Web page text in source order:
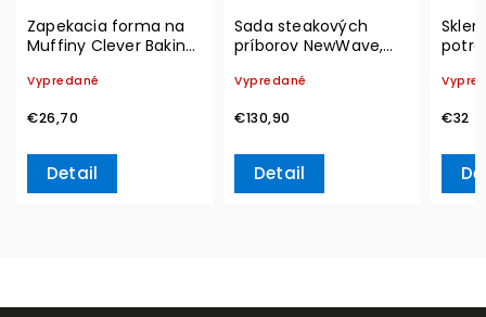
Zapekacia forma na
Muffiny Clever Baking,
Boch
Vypredané
€26,70
Detail
Sada steakových
príborov NewWave,
Boch
Vypredané
€130,90
Detail
€32